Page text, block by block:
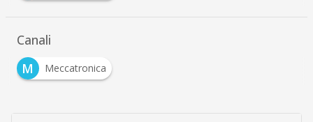
Canali
M
Meccatronica